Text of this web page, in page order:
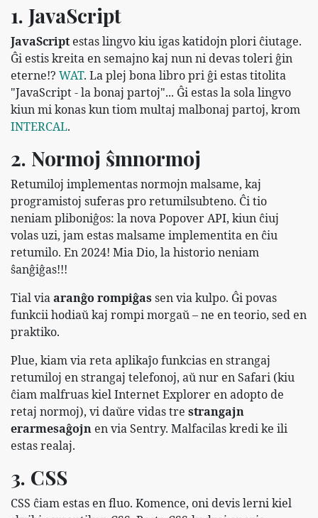
1. JavaScript
JavaScriptestas lingvo kiu igas katidojn plori ĉiutage.
Ĝi estis kreita en semajno kaj nun ni devas toleri ĝin
eterne!? WAT. La plej bona libro pri ĝi estas titolita
"JavaScript - la bonaj partoj"... Ĝi estas la sola lingvo
kiun mi konas kun tiom multaj malbonaj partoj, krom
INTERCAL.
2. Normoj ŝmnormoj
Retumiloj implementas normojn malsame, kaj
programistoj suferas pro retumilsubteno. Ĉi tio
neniam pliboniĝos: la nova Popover API, kiun ĉiuj
volas uzi, jam estas malsame implementita en ĉiu
retumilo. En 2024! Mia Dio, la historio neniam
ŝanĝiĝas!!!
Tial viaaranĝo rompiĝas sen via kulpo. Ĝi povas
funkcii hodiaŭ kaj rompi morgaŭ – ne en teorio, sed en
praktiko.
Plue, kiam via reta aplikaĵo funkcias en strangaj
retumiloj en strangaj telefonoj, aŭ nur en Safari (kiu
ĉiam malfruas kiel Internet Explorer en adopto de
retaj normoj), vi daŭre vidas tre strangajn
erarmesaĝojn en via Sentry. Malfacilas kredi ke ili
estas realaj.
3. CSS
CSS ĉiam estas en fluo. Komence, oni devis lerni kiel